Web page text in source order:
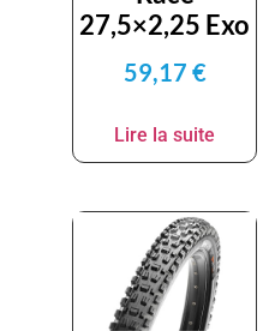
27,5×2,25 Exo
59,17 €
Lire la suite